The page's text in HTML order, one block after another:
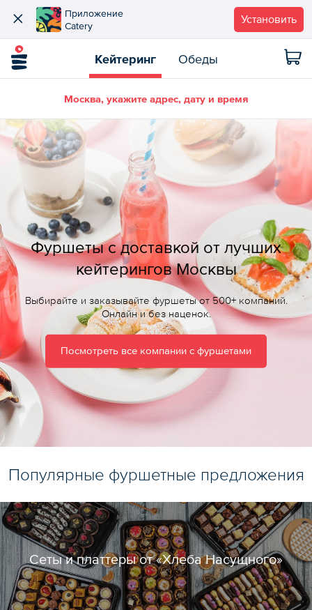
Приложение
Catery
Установить
Кейтеринг Обеды
Москва, укажите адрес, дату и время
Фуршеты с доставкой от лучших
кейтерингов Москвы
Выбирайте и заказывайте фуршеты от 500+ компаний.
Онлайн и без наценок.
Посмотреть все компании с фуршетами
Популярные фуршетные предложения
Сеты и платтеры от «Хлеба Насущного»